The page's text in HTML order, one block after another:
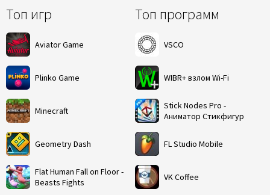
Топ игр
Aviator Game
Plinko Game
Minecraft
Geometry Dash
Flat Human Fall on Floor -
Beasts Fights
Топ программ
VSCO
WIBR+ взлом Wi-Fi
Stick Nodes Pro -
Аниматор Стикфигур
FL Studio Mobile
VK Coffee